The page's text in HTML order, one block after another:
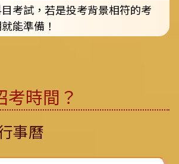
考試，若是投考背景相符的考
能準備！
考時間？
事曆